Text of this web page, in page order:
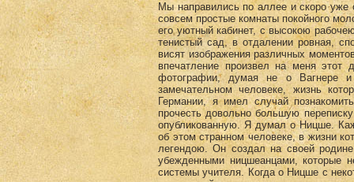
Мы направились по аллее и скоро уже
совсем простые комнаты покойного
его уютный кабинет, с высокою
тенистый сад, в отдалении ровная,
висят изображения различных
впечатление произвел на меня
фотографии, думая не о Вагнере
замечательном человеке, жизнь
Германии, я имел случай
прочесть довольно большую
опубликованную. Я думал о Ницше.
об этом странном человеке, в жизни
легендою. Он создал на своей
убежденными ницшеанцами, которые
системы учителя. Когда о Ницше с